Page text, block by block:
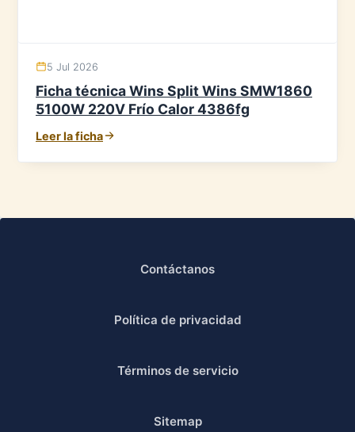
5 Jul 2026
Ficha técnica Wins Split Wins SMW1860
5100W 220V Frío Calor 4386fg
Leer la ficha
Contáctanos
Política de privacidad
Términos de servicio
Sitemap